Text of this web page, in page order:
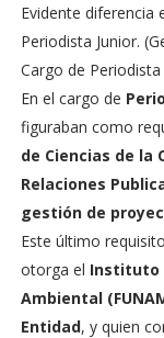
Evidente diferencia
Periodista Junior.
Cargo de Periodista
En el cargo de
figuraban como
de Ciencias de la
Relaciones
gestión de
Este último
otorga el Instituto
Ambiental
Entidad, y quien